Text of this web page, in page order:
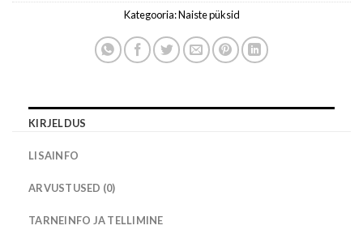
Kategooria:Naiste püksid
KIRJELDUS
LISAINFO
ARVUSTUSED (0)
TARNEINFO JA TELLIMINE